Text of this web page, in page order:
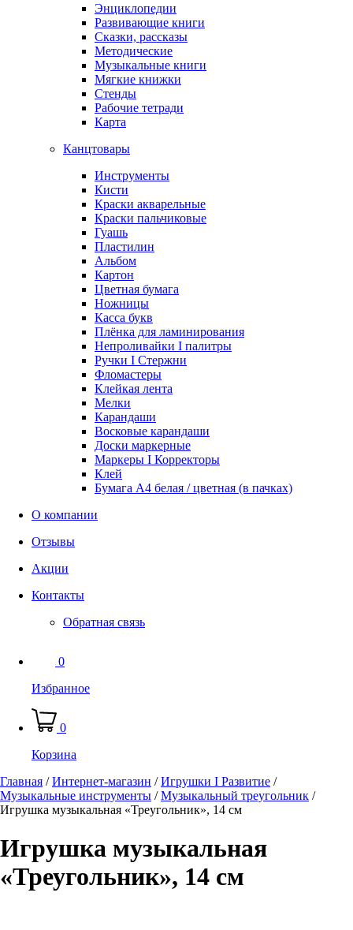
Энциклопедии
Развивающие книги
Сказки, рассказы
Методические
Музыкальные книги
Мягкие книжки
Стенды
Рабочие тетради
Карта
Канцтовары
Инструменты
Кисти
Краски акварельные
Краски пальчиковые
Гуашь
Пластилин
Альбом
Картон
Цветная бумага
Ножницы
Касса букв
Плёнка для ламинирования
Непроливайки I палитры
Ручки I Стержни
Фломастеры
Клейкая лента
Мелки
Карандаши
Восковые карандаши
Доски маркерные
Маркеры I Корректоры
Клей
Бумага А4 белая / цветная (в пачках)
О компании
Отзывы
Акции
Контакты
Обратная связь
0
Избранное
0
Корзина
Главная /Интернет-магазин /Игрушки I Развитие /
Музыкальные инструменты /Музыкальный треугольник /
Игрушка музыкальная «Треугольник», 14 см
Игрушка музыкальная
«Треугольник», 14 см